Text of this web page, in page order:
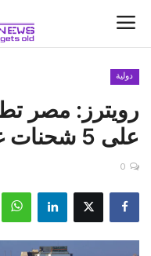
الأخبار
كتّابنا
اقتصاد
دولية
رويترز: مصر
على 5 شحنات غاز طبيعي مسال
0